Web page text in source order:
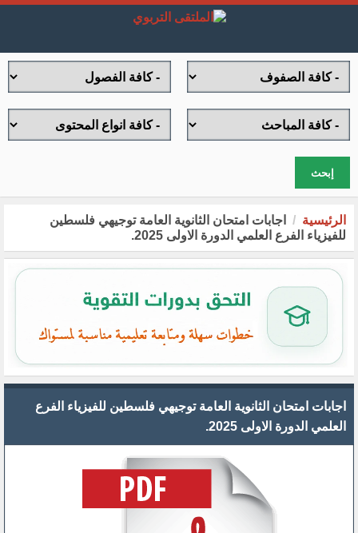
إبحث
الرئيسية
اجابات امتحان الثانوية العامة توجيهي فلسطين
للفيزياء الفرع العلمي الدورة الاولى 2025.
اجابات امتحان الثانوية العامة توجيهي فلسطين للفيزياء الفرع
العلمي الدورة الاولى 2025.